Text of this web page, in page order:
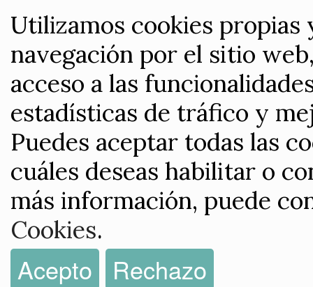
Utilizamos cookies
navegación por el sitio
acceso a las
estadísticas de tráfico y
Puedes aceptar todas las
cuáles deseas habilitar o
más información, puede
Cookies.
Acepto Rechazo